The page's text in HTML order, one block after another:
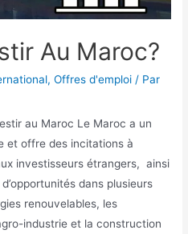
Au Maroc?
,Offres d'emploi / Par
au Maroc Le Maroc a un
et offre des incitations à
investisseurs étrangers, ainsi
dans plusieurs
renouvelables, les
industrie et la construction